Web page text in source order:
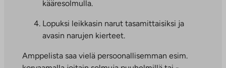
kääresolmulla.
Lopuksi leikkasin narut tasamittaisiksi ja
avasin narujen kierteet.
Amppelista saa vielä persoonallisemman esim.